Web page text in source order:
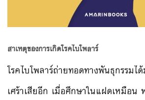
สาเหตุของการเกิดโรคไบโพลาร์
โรคไบโพลาร์ถ่ายทอดทางพันธุกรรมไ
เศร้าเสียอีก เมื่อศึกษาในแฝดเหมือ